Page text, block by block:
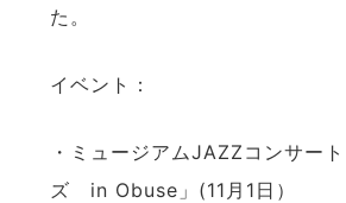
た。
イベント：
・ミュージアムJAZZコンサー
ズ in Obuse」(11月1日）